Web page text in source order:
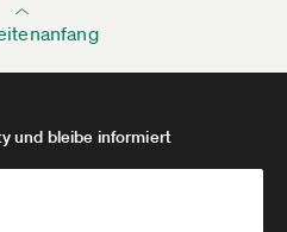
und bleibe informiert